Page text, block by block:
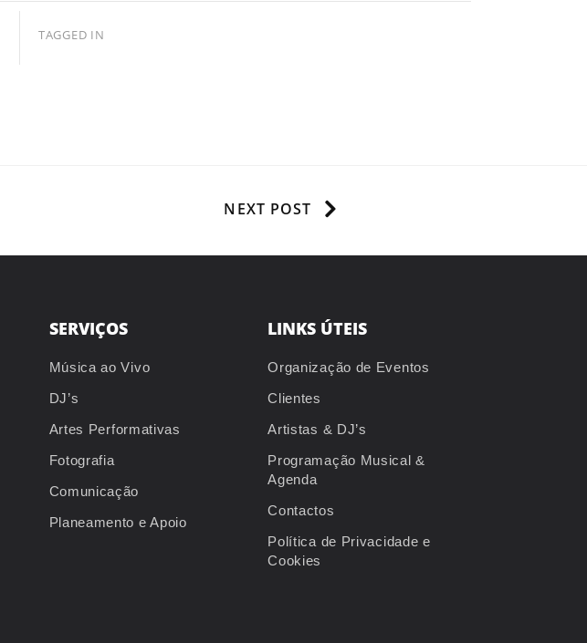
TAGGED IN
NEXT POST
SERVIÇOS
Música ao Vivo
DJ’s
Artes Performativas
Fotografia
Comunicação
Planeamento e Apoio
LINKS ÚTEIS
Organização de Eventos
Clientes
Artistas & DJ’s
Programação Musical &
Agenda
Contactos
Política de Privacidade e
Cookies